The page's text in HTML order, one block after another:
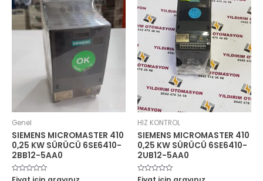
Genel
SIEMENS MICROMASTER 410
0,25 KW SÜRÜCÜ 6SE6410-
2BB12-5AA0
5
HIZ KONTROL
SIEMENS MICROMASTER 410
0,25 KW SÜRÜCÜ 6SE6410-
2UB12-5AA0
5